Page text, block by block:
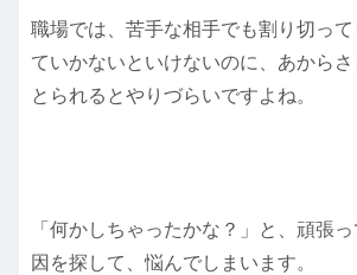
職場では、苦手な相手でも割り切っ
ていかないといけないのに、あから
とられるとやりづらいですよね。
「何かしちゃったかな？」と、頑張
因を探して、悩んでしまいます。